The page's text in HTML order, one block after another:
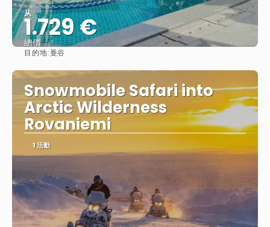
从
1.729 €
總價
目的地:曼谷
Snowmobile Safari into
Arctic Wilderness
Rovaniemi
1 活動